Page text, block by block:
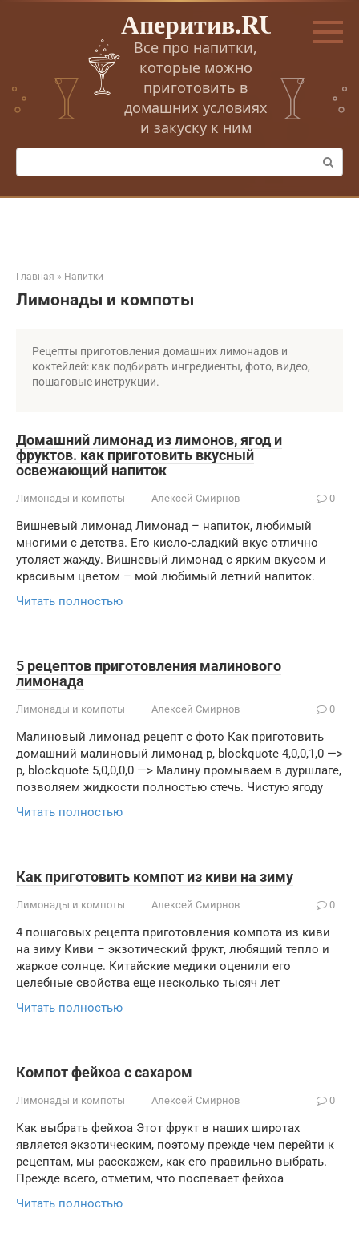
Перейти
Аперитив.RU
Все про напитки,
которые можно
приготовить в
домашних условиях
и закуску к ним
Поиск:
Главная » Напитки
Лимонады и компоты
Рецепты приготовления домашних лимонадов и
коктейлей: как подбирать ингредиенты, фото, видео,
пошаговые инструкции.
Домашний лимонад из лимонов, ягод и
фруктов. как приготовить вкусный
освежающий напиток
Лимонады и компоты Алексей Смирнов 0
Вишневый лимонад Лимонад – напиток, любимый
многими с детства. Его кисло-сладкий вкус отлично
утоляет жажду. Вишневый лимонад с ярким вкусом и
красивым цветом – мой любимый летний напиток.
Читать полностью
5 рецептов приготовления малинового
лимонада
Лимонады и компоты Алексей Смирнов 0
Малиновый лимонад рецепт с фото Как приготовить
домашний малиновый лимонад p, blockquote 4,0,0,1,0 —>
p, blockquote 5,0,0,0,0 —> Малину промываем в дуршлаге,
позволяем жидкости полностью стечь. Чистую ягоду
Читать полностью
Как приготовить компот из киви на зиму
Лимонады и компоты Алексей Смирнов 0
4 пошаговых рецепта приготовления компота из киви
на зиму Киви – экзотический фрукт, любящий тепло и
жаркое солнце. Китайские медики оценили его
целебные свойства еще несколько тысяч лет
Читать полностью
Компот фейхоа с сахаром
Лимонады и компоты Алексей Смирнов 0
Как выбрать фейхоа Этот фрукт в наших широтах
является экзотическим, поэтому прежде чем перейти к
рецептам, мы расскажем, как его правильно выбрать.
Прежде всего, отметим, что поспевает фейхоа
Читать полностью